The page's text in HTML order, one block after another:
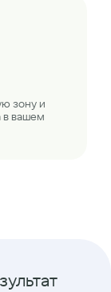
зону и
в вашем